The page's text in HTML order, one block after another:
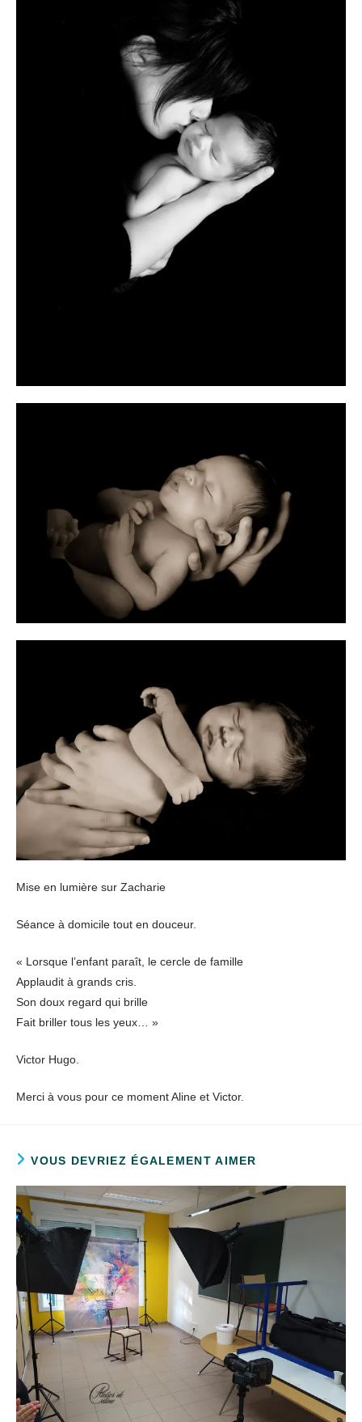
Mise en lumière sur Zacharie
Séance à domicile tout en douceur.
« Lorsque l’enfant paraît, le cercle de famille
Applaudit à grands cris.
Son doux regard qui brille
Fait briller tous les yeux… »
Victor Hugo.
Merci à vous pour ce moment Aline et Victor.
VOUS DEVRIEZ ÉGALEMENT AIMER